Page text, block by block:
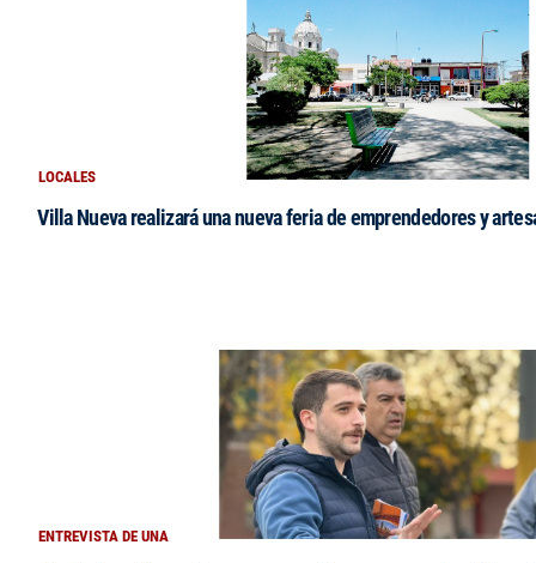
LOCALES
Villa Nueva realizará una nueva feria de emprendedores y
ENTREVISTA DE UNA